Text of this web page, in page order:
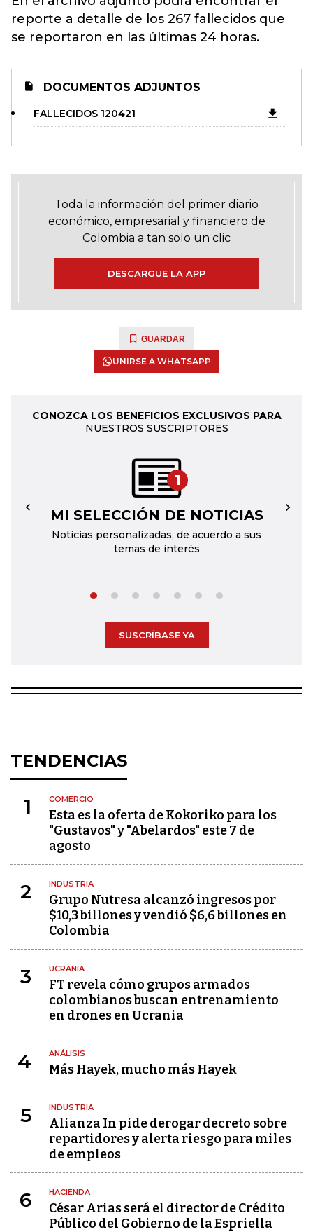
reporte a detalle de los 267 fallecidos que
se reportaron en las últimas 24 horas.
DOCUMENTOS ADJUNTOS
FALLECIDOS 120421
Toda la información del primer diario
económico, empresarial y financiero de
Colombia a tan solo un clic
DESCARGUE LA APP
GUARDAR
UNIRSE A WHATSAPP
CONOZCA LOS BENEFICIOS EXCLUSIVOS PARA
NUESTROS SUSCRIPTORES
1
MI SELECCIÓN DE NOTICIAS
Noticias personalizadas, de acuerdo a sus
temas de interés
← →
SUSCRÍBASE YA
TENDENCIAS
1 COMERCIO
Esta es la oferta de Kokoriko para los
"Gustavos" y "Abelardos" este 7 de
agosto
2 INDUSTRIA
Grupo Nutresa alcanzó ingresos por
$10,3 billones y vendió $6,6 billones en
Colombia
3 UCRANIA
FT revela cómo grupos armados
colombianos buscan entrenamiento
en drones en Ucrania
4 ANÁLISIS
Más Hayek, mucho más Hayek
5 INDUSTRIA
Alianza In pide derogar decreto sobre
repartidores y alerta riesgo para miles
de empleos
6 HACIENDA
César Arias será el director de Crédito
Público del Gobierno de la Espriella